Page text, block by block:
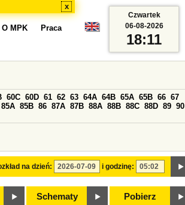
x
O MPK Praca
na dzień: i godzinę:
60C 60D 61 62 63 64A 64B 65A 65B 66 67
85A 85B 86 87A 87B 88A 88B 88C 88D 89 90
Schematy Pobierz
Czwartek
06-08-2026
18:11